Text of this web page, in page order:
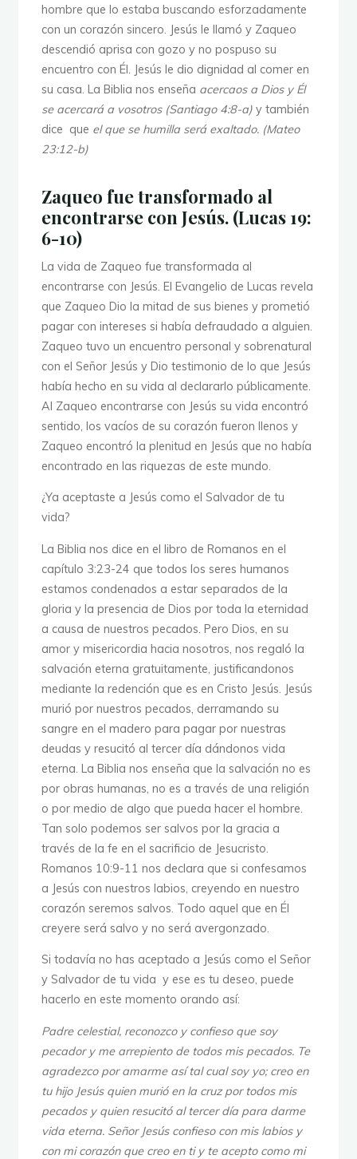
hombre que lo estaba buscando esforzadamente
con un corazón sincero. Jesús le llamó y Zaqueo
descendió aprisa con gozo y no pospuso su
encuentro con Él. Jesús le dio dignidad al comer en
su casa. La Biblia nos enseña acercaos a Dios y Él
se acercará a vosotros (Santiago 4:8-a) y también
dice que el que se humilla será exaltado. (Mateo
23:12-b)
Zaqueo fue transformado al
encontrarse con Jesús. (Lucas 19:
6-10)
La vida de Zaqueo fue transformada al
encontrarse con Jesús. El Evangelio de Lucas revela
que Zaqueo Dio la mitad de sus bienes y prometió
pagar con intereses si había defraudado a alguien.
Zaqueo tuvo un encuentro personal y sobrenatural
con el Señor Jesús y Dio testimonio de lo que Jesús
había hecho en su vida al declararlo públicamente.
Al Zaqueo encontrarse con Jesús su vida encontró
sentido, los vacíos de su corazón fueron llenos y
Zaqueo encontró la plenitud en Jesús que no había
encontrado en las riquezas de este mundo.
¿Ya aceptaste a Jesús como el Salvador de tu
vida?
La Biblia nos dice en el libro de Romanos en el
capítulo 3:23-24 que todos los seres humanos
estamos condenados a estar separados de la
gloria y la presencia de Dios por toda la eternidad
a causa de nuestros pecados. Pero Dios, en su
amor y misericordia hacia nosotros, nos regaló la
salvación eterna gratuitamente, justificandonos
mediante la redención que es en Cristo Jesús. Jesús
murió por nuestros pecados, derramando su
sangre en el madero para pagar por nuestras
deudas y resucitó al tercer día dándonos vida
eterna. La Biblia nos enseña que la salvación no es
por obras humanas, no es a través de una religión
o por medio de algo que pueda hacer el hombre.
Tan solo podemos ser salvos por la gracia a
través de la fe en el sacrificio de Jesucristo.
Romanos 10:9-11 nos declara que si confesamos
a Jesús con nuestros labios, creyendo en nuestro
corazón seremos salvos. Todo aquel que en Él
creyere será salvo y no será avergonzado.
Si todavía no has aceptado a Jesús como el Señor
y Salvador de tu vida y ese es tu deseo, puede
hacerlo en este momento orando así:
Padre celestial, reconozco y confieso que soy
pecador y me arrepiento de todos mis pecados. Te
agradezco por amarme así tal cual soy yo; creo en
tu hijo Jesús quien murió en la cruz por todos mis
pecados y quien resucitó al tercer día para darme
vida eterna. Señor Jesús confieso con mis labios y
con mi corazón que creo en ti y te acepto como mi